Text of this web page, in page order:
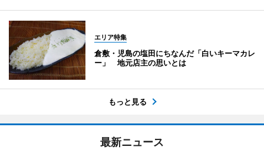
エリア特集
倉敷・児島の塩田にちなんだ「白いキーマカレ
ー」 地元店主の思いとは
もっと見る
最新ニュース